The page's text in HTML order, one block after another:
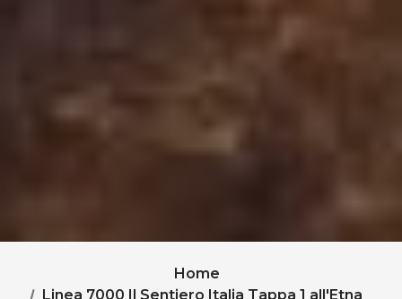
Home
Linea 7000 Il Sentiero Italia Tappa 1 all'Etna